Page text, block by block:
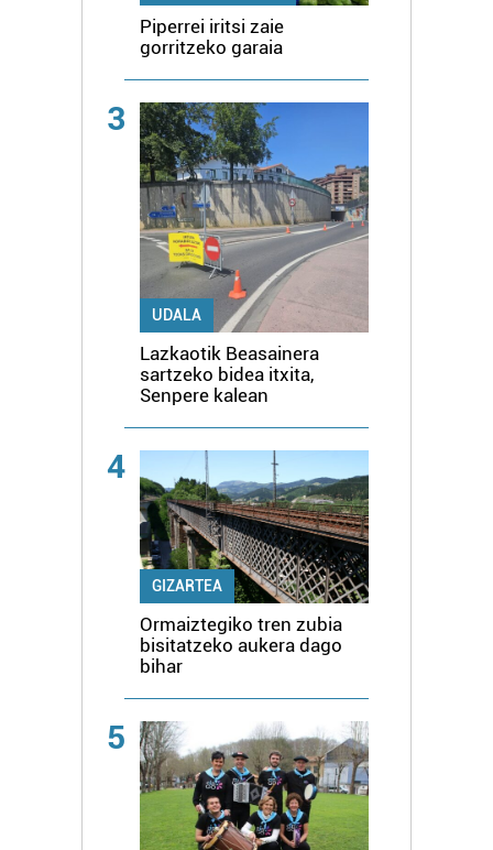
Piperrei iritsi zaie
gorritzeko garaia
3
UDALA
Lazkaotik Beasainera
sartzeko bidea itxita,
Senpere kalean
4
GIZARTEA
Ormaiztegiko tren zubia
bisitatzeko aukera dago
bihar
5